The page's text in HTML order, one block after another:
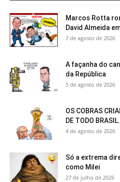
Marcos Rotta
David Almeida
7 de agosto de 2026
A façanha do
da República
5 de agosto de 2026
OS COBRAS
DE TODO
4 de agosto de 2026
Só a extrema
como Milei
27 de julho de 2026